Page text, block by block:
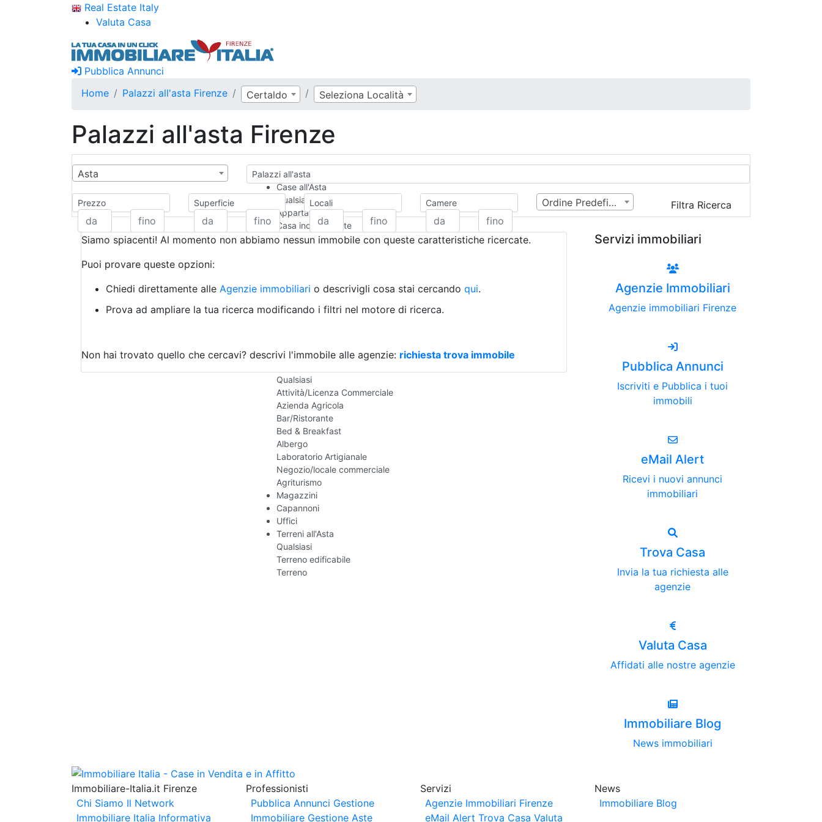
Real Estate Italy
Valuta Casa
Pubblica Annunci
Home
Palazzi all'asta Firenze Certaldo Seleziona Località
Palazzi all'asta Firenze
Asta
Palazzi all'asta
Case all'Asta
Qualsiasi
Appartamento
Casa indipendente
Casa Semi-indipendente
Rustico/Casale
Camera d'Albergo
Box/Garage
Qualsiasi
Attività/Licenza Commerciale
Azienda Agricola
Bar/Ristorante
Bed & Breakfast
Albergo
Laboratorio Artigianale
Negozio/locale commerciale
Agriturismo
Magazzini
Capannoni
Uffici
Terreni all'Asta
Qualsiasi
Terreno edificabile
Terreno
Prezzo Superficie Locali Camere Ordine Predefinito Filtra Ricerca
Siamo spiacenti! Al momento non abbiamo nessun immobile con queste caratteristiche ricercate.
Puoi provare queste opzioni:
Chiedi direttamente alle Agenzie immobiliari o descrivigli cosa stai cercando qui.
Prova ad ampliare la tua ricerca modificando i filtri nel motore di ricerca.
Non hai trovato quello che cercavi? descrivi l'immobile alle agenzie: richiesta trova immobile
Servizi immobiliari
Agenzie Immobiliari
Agenzie immobiliari Firenze
Pubblica Annunci
Iscriviti e Pubblica i tuoi
immobili
eMail Alert
Ricevi i nuovi annunci
immobiliari
Trova Casa
Invia la tua richiesta alle
agenzie
Valuta Casa
Affidati alle nostre agenzie
Immobiliare Blog
News immobiliari
Immobiliare-Italia.it Firenze
Chi Siamo Il Network
Immobiliare Italia Informativa
Professionisti
Pubblica Annunci Gestione
Immobiliare Gestione Aste
Servizi
Agenzie Immobiliari Firenze
eMail Alert Trova Casa Valuta
News
Immobiliare Blog